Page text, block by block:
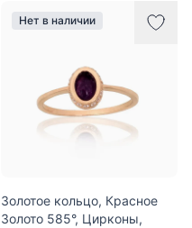
Нет в наличии
Золотое кольцо, Красное
Золото 585°, Цирконы,